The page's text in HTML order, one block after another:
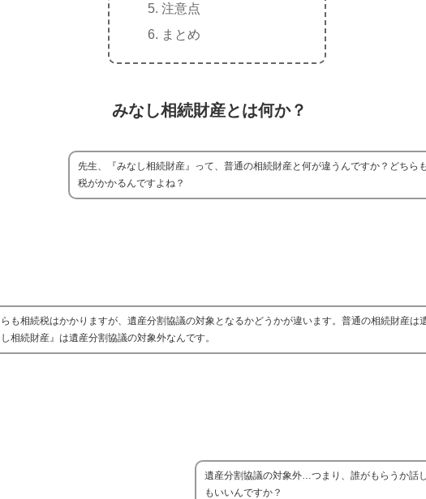
注意点
まとめ
みなし相続財産とは何か？
先生、『みなし相続財産』って、普通の相続財産と何が違うんですか？どちら
税がかかるんですよね？
も相続税はかかりますが、遺産分割協議の対象となるかどうかが違います。普通の相続財産は
相続財産』は遺産分割協議の対象外なんです。
遺産分割協議の対象外…つまり、誰がもらうか話
もいいんですか？